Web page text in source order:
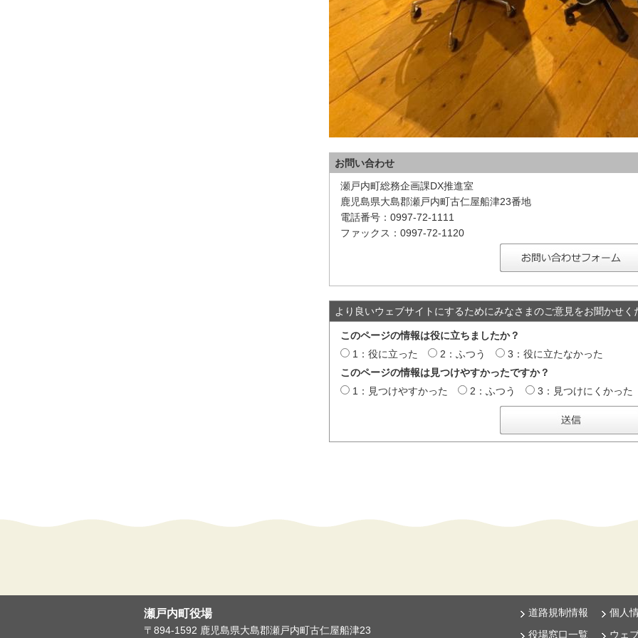
お問い合わせ
瀬戸内町総務企画課DX推進室
鹿児島県大島郡瀬戸内町古仁屋船津23番地
電話番号：0997-72-1111
ファックス：0997-72-1120
より良いウェブサイトにするためにみなさまのご意見をお聞かせく
このページの情報は役に立ちましたか？
1：役に立った
2：ふつう
3：役に立たなかった
このページの情報は見つけやすかったですか？
1：見つけやすかった
2：ふつう 3：見つけにくかった
道路規制情報
個人
役場窓口一覧
ウェ
瀬戸内町役場
〒894-1592 鹿児島県大島郡瀬戸内町古仁屋船津23